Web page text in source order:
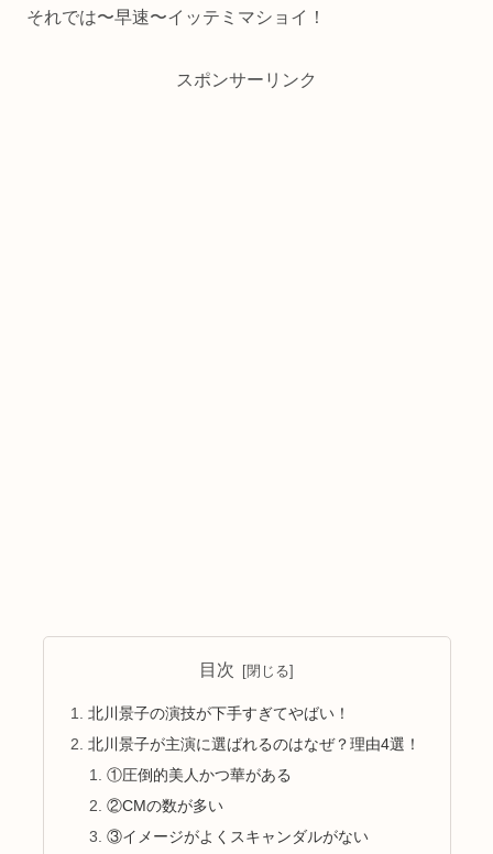
それでは〜早速〜イッテミマショイ！
スポンサーリンク
目次
北川景子の演技が下手すぎてやばい！
北川景子が主演に選ばれるのはなぜ？理由4選！
①圧倒的美人かつ華がある
②CMの数が多い
③イメージがよくスキャンダルがない